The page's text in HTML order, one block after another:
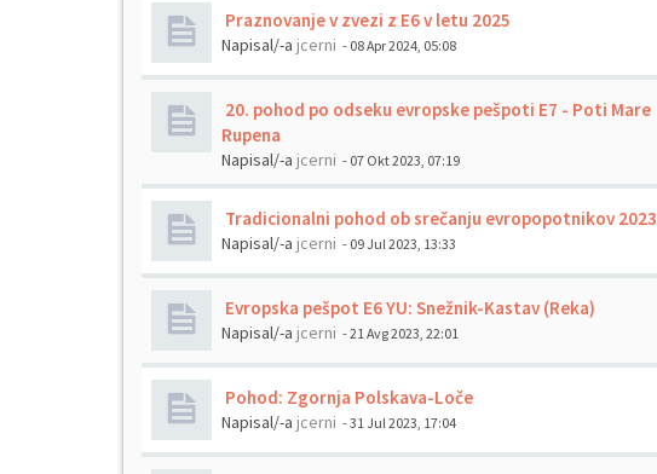
Praznovanje v zvezi z E6 v letu 2025
Napisal/-a jcerni - 08 Apr 2024, 05:08
20. pohod po odseku evropske pešpoti E7 - Poti Mare
Rupena
Napisal/-a jcerni - 07 Okt 2023, 07:19
Tradicionalni pohod ob srečanju evropopotnikov 2023
Napisal/-a jcerni - 09 Jul 2023, 13:33
Evropska pešpot E6 YU: Snežnik-Kastav (Reka)
Napisal/-a jcerni - 21 Avg 2023, 22:01
Pohod: Zgornja Polskava-Loče
Napisal/-a jcerni - 31 Jul 2023, 17:04